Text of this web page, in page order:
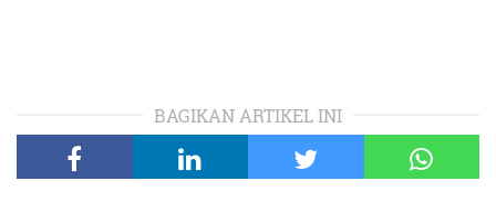
BAGIKAN ARTIKEL INI